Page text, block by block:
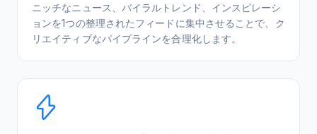
ニッチなニュース、バイラルトレンド、インスピレーシ
ョンを1つの整理されたフィードに集中させることで、ク
リエイティブなパイプラインを合理化します。